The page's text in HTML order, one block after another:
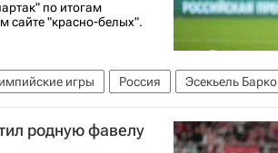
по итогам
сайте "красно-белых".
игры Россия
Эсекьель Барко
Москва
Кубок России по футболу
родную фавелу